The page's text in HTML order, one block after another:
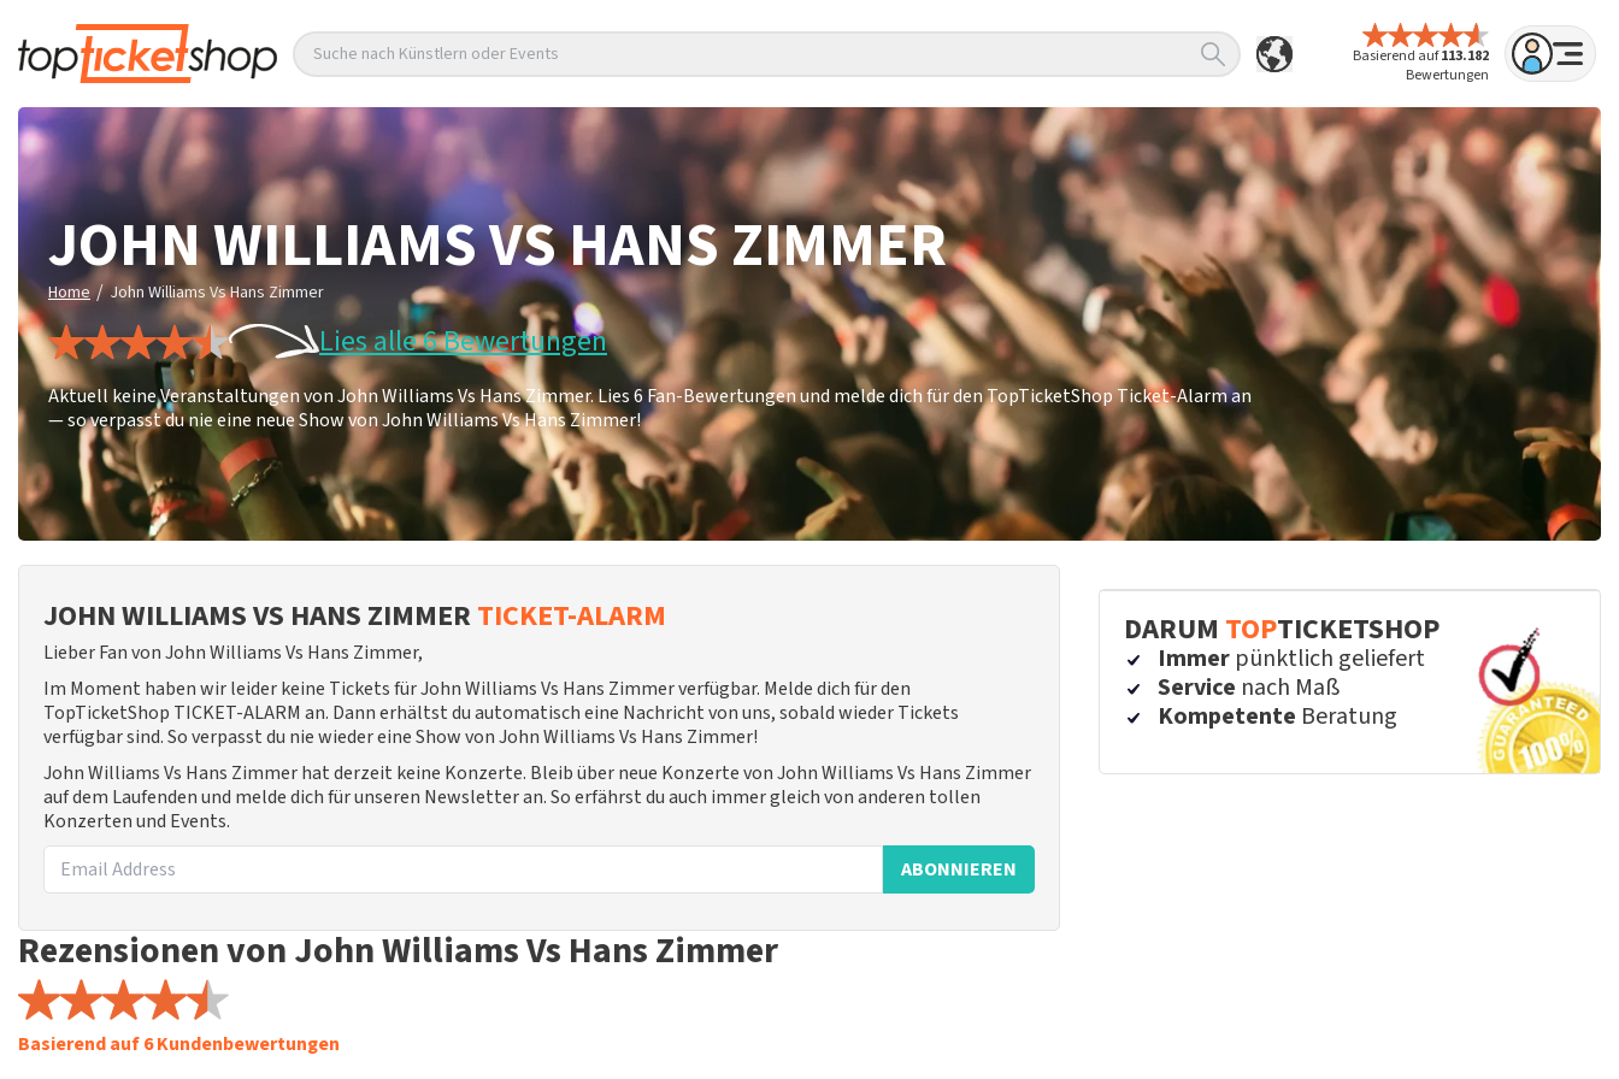
Basierend auf113.182
Bewertungen
Suche nach Künstlern oder Events
JOHN WILLIAMS VS HANS ZIMMER
Home / John Williams Vs Hans Zimmer
Lies alle 6 Bewertungen
Aktuell keine Veranstaltungen von John Williams Vs Hans Zimmer. Lies 6 Fan-Bewertungen und melde dich für den TopTicketShop Ticket-Alarm an
— so verpasst du nie eine neue Show von John Williams Vs Hans Zimmer!
JOHN WILLIAMS VS HANS ZIMMER TICKET-ALARM
Lieber Fan von John Williams Vs Hans Zimmer,
Im Moment haben wir leider keine Tickets für John Williams Vs Hans Zimmer verfügbar. Melde dich für den
TopTicketShop TICKET-ALARM an. Dann erhältst du automatisch eine Nachricht von uns, sobald wieder Tickets
verfügbar sind. So verpasst du nie wieder eine Show von John Williams Vs Hans Zimmer!
John Williams Vs Hans Zimmer hat derzeit keine Konzerte. Bleib über neue Konzerte von John Williams Vs Hans Zimmer
auf dem Laufenden und melde dich für unseren Newsletter an. So erfährst du auch immer gleich von anderen tollen
Konzerten und Events.
ABONNIEREN
Rezensionen von John Williams Vs Hans Zimmer
Basierend auf 6 Kundenbewertungen
DARUM TOPTICKETSHOP
Immer pünktlich geliefert
Service nach Maß
Kompetente Beratung